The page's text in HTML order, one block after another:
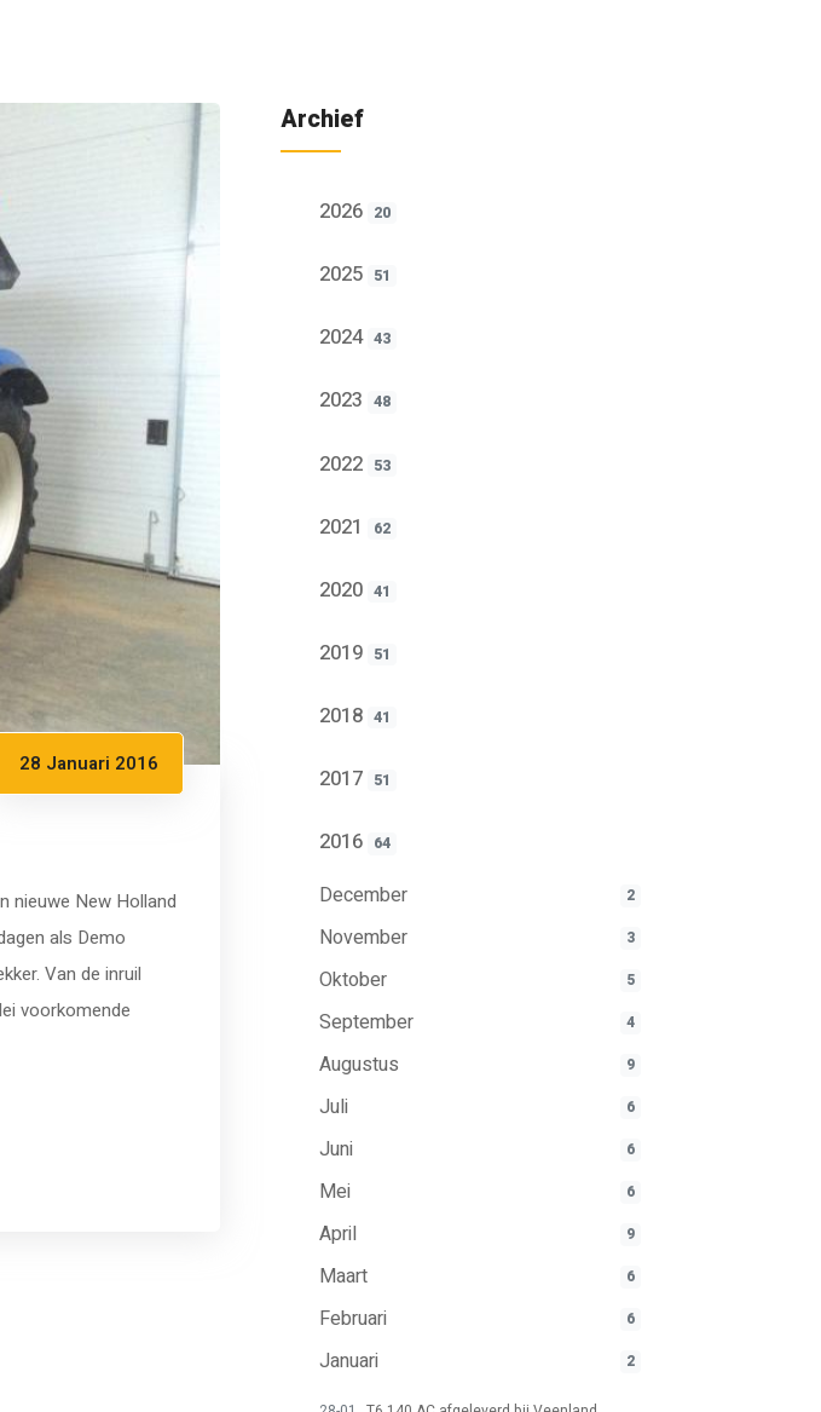
28 Januari 2016
nieuwe New Holland
als Demo
Van de inruil
voorkomende
Archief
2026 20
2025 51
2024 43
2023 48
2022 53
2021 62
2020 41
2019 51
2018 41
2017 51
2016 64
December 2
November 3
Oktober 5
September 4
Augustus 9
Juli 6
Juni 6
Mei 6
April 9
Maart 6
Februari 6
Januari 2